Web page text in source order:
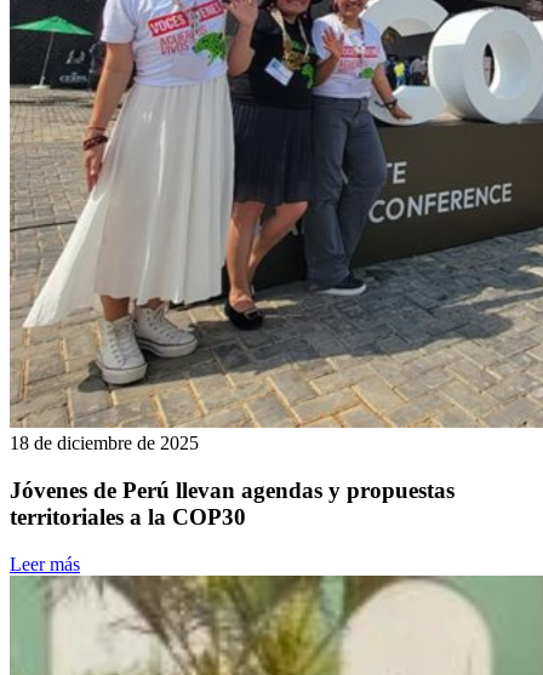
18 de diciembre de 2025
Jóvenes de Perú llevan agendas y propuestas
territoriales a la COP30
Leer más